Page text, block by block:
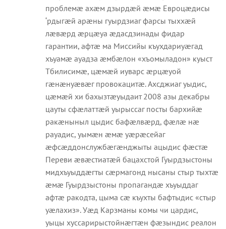
проблемæ ахæм дзырдæй æмæ Евроцæдисы
‘рдыгæй арæны гуырдзиаг фарсы тыххæй
лæвæрд æрцæуа æдасдзинады фидар
гарантии, афтæ ма Миссийы къухдариуæгад
хъуамæ ауадза æмбæлон «хъомыладон» куыст
Тбилисимæ, цæмæй иуварс æрцæуой
гæнæнуæвæг провокацитæ. Ахсджиаг уыдис,
цæмæй хи бахызтæуыдаит 2008 азы декабры
цауты сфæлаттæй уырыссаг посты бархийæ
ракæныныл цыдис бафæлвæрд, фæлæ нæ
рауадис, уымæн æмæ уæрæсейаг
æфсæддонслужбæгæнджыты ацыдис фæстæ
Переви æвæстиатæй бацахстой Гуырдзыстоны
мидхъуыддæгты сæрмагонд нысаны стыр тыхтæ
æмæ Гуырдзыстоны пропагандæ хъуыддаг
афтæ ракодта, цыма сæ къухты бафтыдис «стыр
уæлахиз». Уæд Карзманы комы чи цардис,
уыцы хуссарирыстойнæгтæн фæзындис реалон